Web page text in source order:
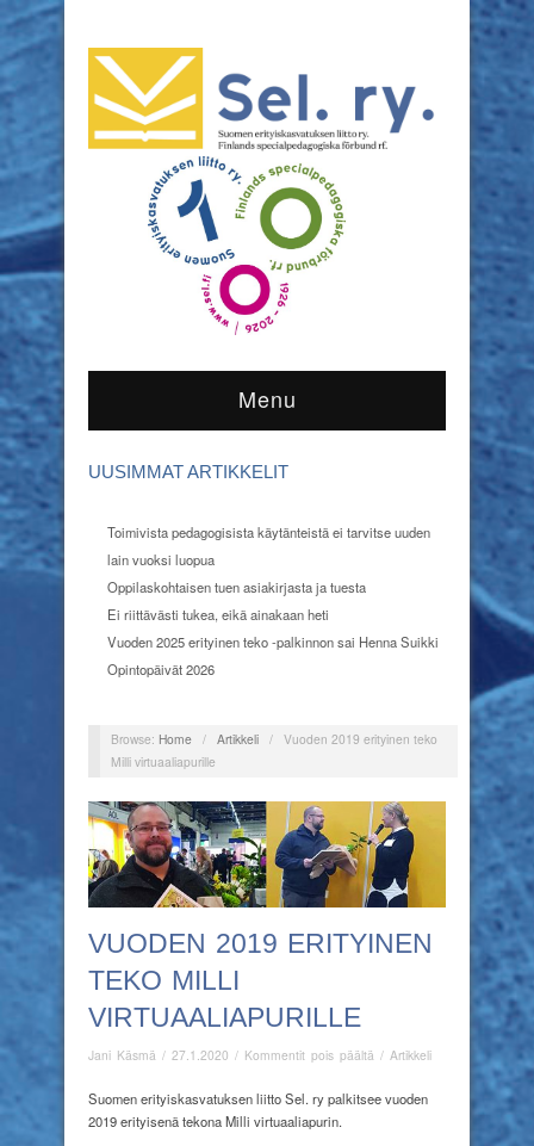
Menu
UUSIMMAT ARTIKKELIT
Toimivista pedagogisista käytänteistä ei tarvitse uuden
lain vuoksi luopua
Oppilaskohtaisen tuen asiakirjasta ja tuesta
Ei riittävästi tukea, eikä ainakaan heti
Vuoden 2025 erityinen teko -palkinnon sai Henna Suikki
Opintopäivät 2026
Browse: Home / Artikkeli /
Vuoden 2019 erityinen teko
Milli virtuaaliapurille
VUODEN 2019 ERITYINEN
TEKO MILLI
VIRTUAALIAPURILLE
Jani Käsmä / 27.1.2020 / Kommentit pois päältä artikkelissa
2019
/ Artikkeli
Suomen erityiskasvatuksen liitto Sel. ry palkitsee vuoden
2019 erityisenä tekona Milli virtuaaliapurin.